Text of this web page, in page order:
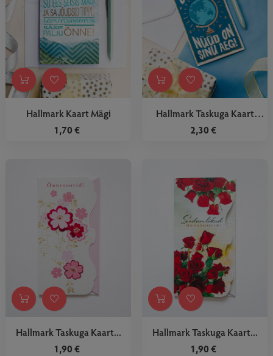
Hallmark Kaart Mägi
1,70 €
Hallmark Taskuga Kaart
Gloobus
2,30 €
Hallmark Taskuga Kaart...
1,90 €
Hallmark Taskuga Kaart...
1,90 €